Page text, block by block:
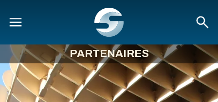
PARTENAIRES